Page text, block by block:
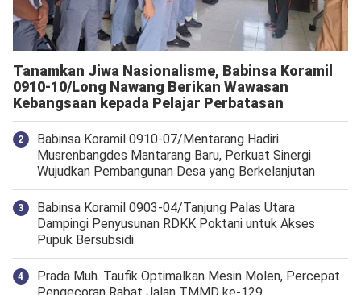
Tanamkan Jiwa Nasionalisme, Babinsa Koramil
0910-10/Long Nawang Berikan Wawasan
Kebangsaan kepada Pelajar Perbatasan
Babinsa Koramil 0910-07/Mentarang Hadiri
Musrenbangdes Mantarang Baru, Perkuat Sinergi
Wujudkan Pembangunan Desa yang Berkelanjutan
‎Babinsa Koramil 0903-04/Tanjung Palas Utara
Dampingi Penyusunan RDKK Poktani untuk Akses
Pupuk Bersubsidi
Prada Muh. Taufik Optimalkan Mesin Molen, Percepat